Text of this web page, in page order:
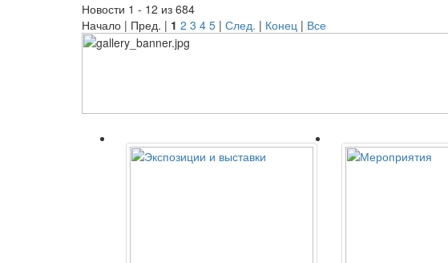
Новости 1 - 12 из 684
Начало | Пред. | 1 2 3 4 5 | След. | Конец | Все